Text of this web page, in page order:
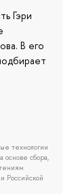
Гэри
В его
технологии
основе сбора,
Российской